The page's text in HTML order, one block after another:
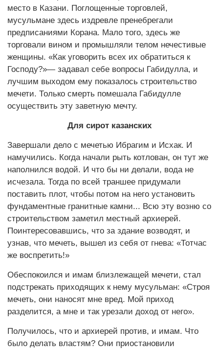
место в Казани. Поглощенные торговлей,
мусульмане здесь издревле пренебрегали
предписаниями Корана. Мало того, здесь же
торговали вином и промышляли телом нечестивые
женщины. «Как уговорить всех их обратиться к
Господу?»— задавал себе вопросы Габидулла, и
лучшим выходом ему показалось строительство
мечети. Только смерть помешала Габидулле
осуществить эту заветную мечту.
Для сирот казанских
Завершали дело с мечетью Ибрагим и Исхак. И
намучились. Когда начали рыть котлован, он тут же
наполнился водой. И что бы ни делали, вода не
исчезала. Тогда по всей траншее придумали
поставить плот, чтобы потом на него установить
фундаментные гранитные камни... Всю эту возню со
строительством заметил местный архиерей.
Поинтересовавшись, что за здание возводят, и
узнав, что мечеть, вышел из себя от гнева: «Тотчас
же воспретить!»
Обеспокоился и имам близлежащей мечети, стал
подстрекать приходящих к нему мусульман: «Строя
мечеть, они наносят мне вред. Мой приход
разделится, а мне и так урезали доход от него».
Получилось, что и архиерей против, и имам. Что
было делать властям? Они приостановили